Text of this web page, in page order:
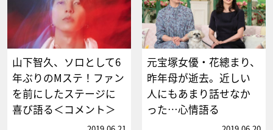
山下智久、ソロとして6
年ぶりのMステ！ファン
を前にしたステージに
喜び語る＜コメント＞
元宝塚女優・花總まり、
昨年母が逝去。近しい
人にもあまり話せなか
った…心情語る